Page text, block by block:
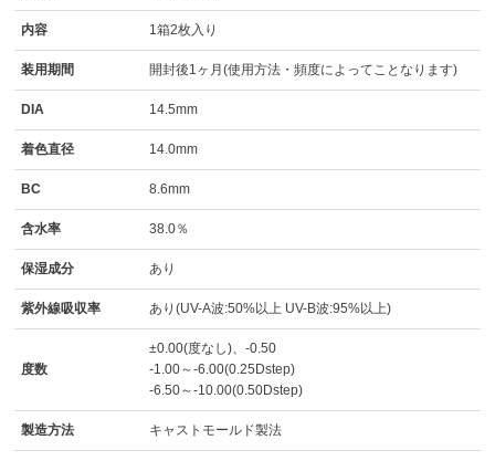
内容 1箱2枚入り
装用期間 開封後1ヶ月(使用方法・頻度によってことなります)
DIA 14.5mm
着色直径 14.0mm
BC 8.6mm
含水率 38.0％
保湿成分 あり
紫外線吸収率 あり(UV-A波:50%以上 UV-B波:95%以上)
度数
±0.00(度なし)、-0.50
-1.00～-6.00(0.25Dstep)
-6.50～-10.00(0.50Dstep)
製造方法 キャストモールド製法